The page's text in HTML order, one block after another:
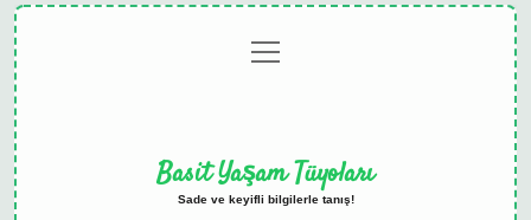
menüyü
aç
Basit Yaşam Tüyoları
Sade ve keyifli bilgilerle tanış!